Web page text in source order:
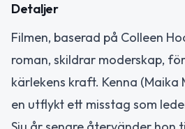
Detaljer
Filmen, baserad på Colleen
roman, skildrar moderskap,
kärlekens kraft. Kenna
en utflykt ett misstag som